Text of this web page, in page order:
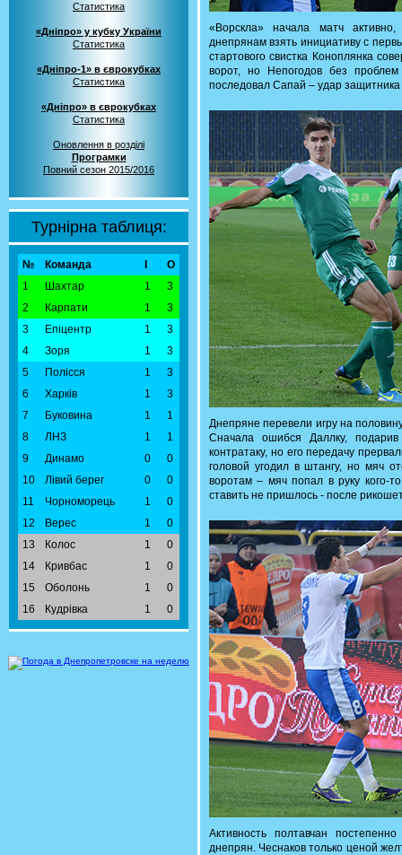
Статистика
«Дніпро» у кубку України
Статистика
«Дніпро-1» в єврокубках
Статистика
«Дніпро» в єврокубках
Статистика
Оновлення в розділі
Програмки
Повний сезон 2015/2016
Турнірна таблиця:
№ Команда
О
1
Шахтар 1
3
2
Карпати 1
3
3
Епіцентр 1
3
4
Зоря 1
3
5
Полісся 1
3
6
Харків 1
3
7
Буковина 1
1
8
ЛНЗ 1
1
9
Динамо 0
0
10
Лівий берег 0
0
11
Чорноморець 1
0
12
Верес 1
0
13
Колос 1
0
14
Кривбас 1
0
15
Оболонь 1
0
16
Кудрівка 1 0
«Ворскла» начала матч
днепрянам взять инициативу с
стартового свистка Коноплянка
ворот, но Непогодов без
последовал Сапай – удар
Днепряне перевели игру на
Сначала ошибся Даллку,
контратаку, но его передачу
головой угодил в штангу, но мяч
воротам – мяч попал в руку кого-
ставить не пришлось - после
Активность полтавчан
днепрян. Чеснаков только ценой